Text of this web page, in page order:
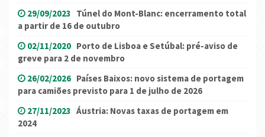
29/09/2023 Túnel do Mont-Blanc: encerramento total
a partir de 16 de outubro
02/11/2020 Porto de Lisboa e Setúbal: pré-aviso de
greve para 2 de novembro
26/02/2026 Países Baixos: novo sistema de portagem
para camiões previsto para 1 de julho de 2026
27/11/2023 Áustria: Novas taxas de portagem em
2024